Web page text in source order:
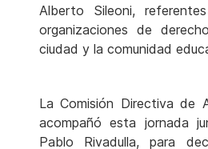
Alberto Sileoni,
organizaciones de
ciudad y la comunidad
La Comisión Directiva de
acompañó esta jornada
Pablo Rivadulla, para